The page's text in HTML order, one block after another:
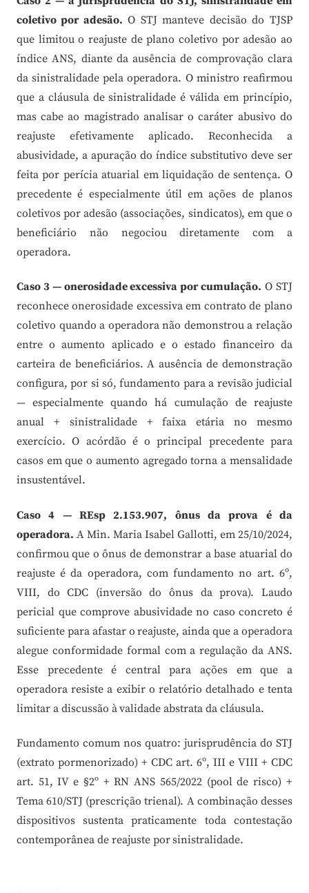
coletivo por adesão. O STJ manteve decisão do TJSP
que limitou o reajuste de plano coletivo por adesão ao
índice ANS, diante da ausência de comprovação clara
da sinistralidade pela operadora. O ministro reafirmou
que a cláusula de sinistralidade é válida em princípio,
mas cabe ao magistrado analisar o caráter abusivo do
reajuste efetivamente aplicado. Reconhecida a
abusividade, a apuração do índice substitutivo deve ser
feita por perícia atuarial em liquidação de sentença. O
precedente é especialmente útil em ações de planos
coletivos por adesão (associações, sindicatos), em que o
beneficiário não negociou diretamente com a
operadora.
Caso 3 — onerosidade excessiva por cumulação. O STJ
reconhece onerosidade excessiva em contrato de plano
coletivo quando a operadora não demonstrou a relação
entre o aumento aplicado e o estado financeiro da
carteira de beneficiários. A ausência de demonstração
configura, por si só, fundamento para a revisão judicial
— especialmente quando há cumulação de reajuste
anual + sinistralidade + faixa etária no mesmo
exercício. O acórdão é o principal precedente para
casos em que o aumento agregado torna a mensalidade
insustentável.
Caso 4 — REsp 2.153.907, ônus da prova é da
operadora. A Min. Maria Isabel Gallotti, em 25/10/2024,
confirmou que o ônus de demonstrar a base atuarial do
reajuste é da operadora, com fundamento no art. 6º,
VIII, do CDC (inversão do ônus da prova). Laudo
pericial que comprove abusividade no caso concreto é
suficiente para afastar o reajuste, ainda que a operadora
alegue conformidade formal com a regulação da ANS.
Esse precedente é central para ações em que a
operadora resiste a exibir o relatório detalhado e tenta
limitar a discussão à validade abstrata da cláusula.
Fundamento comum nos quatro: jurisprudência do STJ
(extrato pormenorizado) + CDC art. 6º, III e VIII + CDC
art. 51, IV e §2º + RN ANS 565/2022 (pool de risco) +
Tema 610/STJ (prescrição trienal). A combinação desses
dispositivos sustenta praticamente toda contestação
contemporânea de reajuste por sinistralidade.